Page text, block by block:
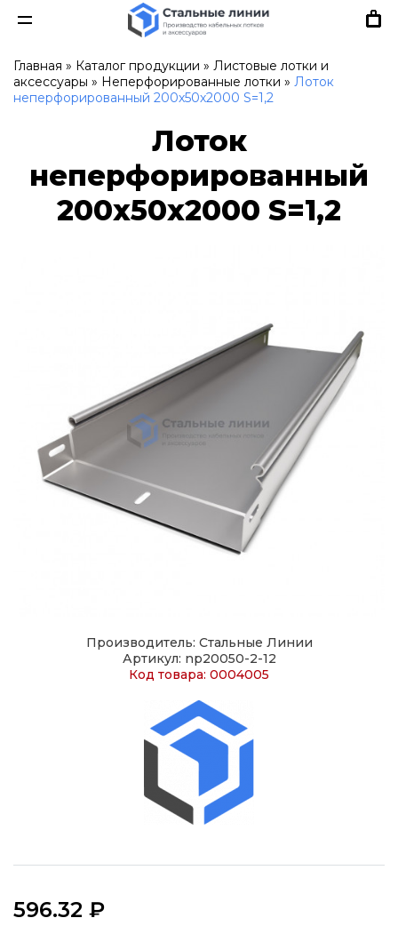
Главная » Каталог продукции » Листовые лотки и
аксессуары » Неперфорированные лотки » Лоток
неперфорированный 200х50х2000 S=1,2
Лоток
неперфорированный
200х50х2000 S=1,2
Производитель: Стальные Линии
Артикул: np20050-2-12
Код товара: 0004005
596.32 ₽